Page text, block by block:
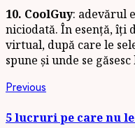
10. CoolGuy: adevărul
niciodată. În esență, îți
virtual, după care le
spune și unde se
Continue
Reading
Previous
5 lucruri pe care nu